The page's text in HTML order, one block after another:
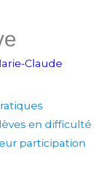
Claude
en difficulté
participation